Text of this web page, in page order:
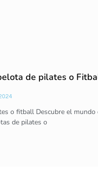
de pilates o
o fitball Descubre el mundo
de pilates o